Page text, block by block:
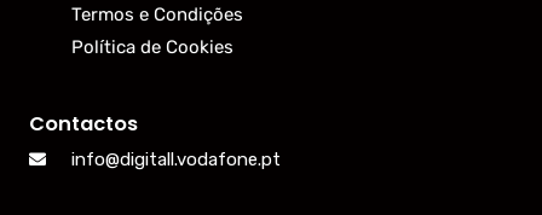
Termos e Condições
Política de Cookies
Contactos
info@digitall.vodafone.pt